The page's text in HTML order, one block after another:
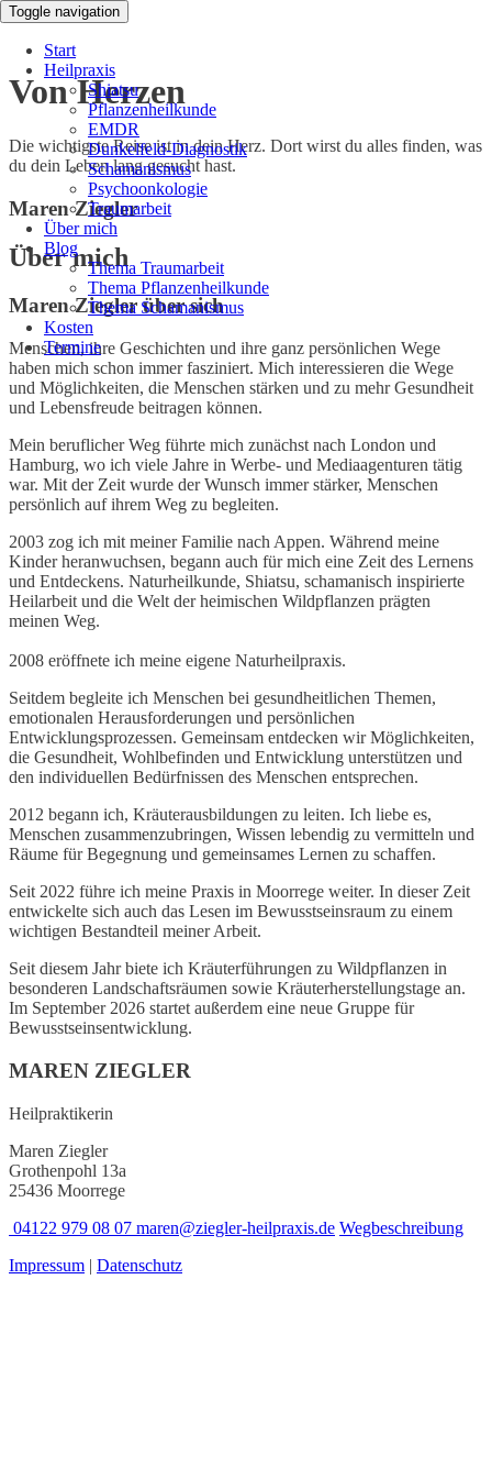
Toggle navigation
Start
Heilpraxis
Shiatsu
Pflanzenheilkunde
EMDR
Dunkelfeld-Diagnostik
Schamanismus
Psychoonkologie
Traumarbeit
Über mich
Blog
Thema Traumarbeit
Thema Pflanzenheilkunde
Thema Schamanismus
Kosten
Termine
Von Herzen
Die wichtigste Reise ist in dein Herz. Dort wirst du alles finden, was
du dein Leben lang gesucht hast.
Maren Ziegler
Über mich
Maren Ziegler über sich
Menschen, ihre Geschichten und ihre ganz persönlichen Wege
haben mich schon immer fasziniert. Mich interessieren die Wege
und Möglichkeiten, die Menschen stärken und zu mehr Gesundheit
und Lebensfreude beitragen können.
Mein beruflicher Weg führte mich zunächst nach London und
Hamburg, wo ich viele Jahre in Werbe- und Mediaagenturen tätig
war. Mit der Zeit wurde der Wunsch immer stärker, Menschen
persönlich auf ihrem Weg zu begleiten.
2003 zog ich mit meiner Familie nach Appen. Während meine
Kinder heranwuchsen, begann auch für mich eine Zeit des Lernens
und Entdeckens. Naturheilkunde, Shiatsu, schamanisch inspirierte
Heilarbeit und die Welt der heimischen Wildpflanzen prägten
meinen Weg.
2008 eröffnete ich meine eigene Naturheilpraxis.
Seitdem begleite ich Menschen bei gesundheitlichen Themen,
emotionalen Herausforderungen und persönlichen
Entwicklungsprozessen. Gemeinsam entdecken wir Möglichkeiten,
die Gesundheit, Wohlbefinden und Entwicklung unterstützen und
den individuellen Bedürfnissen des Menschen entsprechen.
2012 begann ich, Kräuterausbildungen zu leiten. Ich liebe es,
Menschen zusammenzubringen, Wissen lebendig zu vermitteln und
Räume für Begegnung und gemeinsames Lernen zu schaffen.
Seit 2022 führe ich meine Praxis in Moorrege weiter. In dieser Zeit
entwickelte sich auch das Lesen im Bewusstseinsraum zu einem
wichtigen Bestandteil meiner Arbeit.
Seit diesem Jahr biete ich Kräuterführungen zu Wildpflanzen in
besonderen Landschaftsräumen sowie Kräuterherstellungstage an.
Im September 2026 startet außerdem eine neue Gruppe für
Bewusstseinsentwicklung.
MAREN ZIEGLER
Heilpraktikerin
Maren Ziegler
Grothenpohl 13a
25436 Moorrege
04122 979 08 07 maren@ziegler-heilpraxis.de Wegbeschreibung
Impressum | Datenschutz